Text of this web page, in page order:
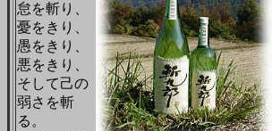
怠を斬り、
憂をきり、
愚をきり、
悪をきり、
そして己の
弱さを斬
る。